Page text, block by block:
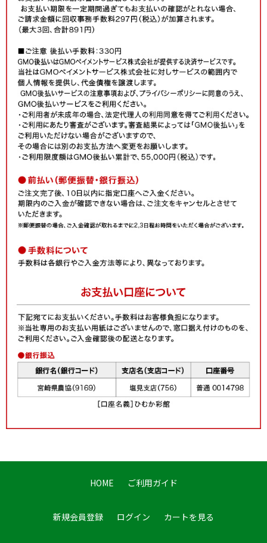
HOME ご利用ガイド
新規会員登録 ログイン カートを見る